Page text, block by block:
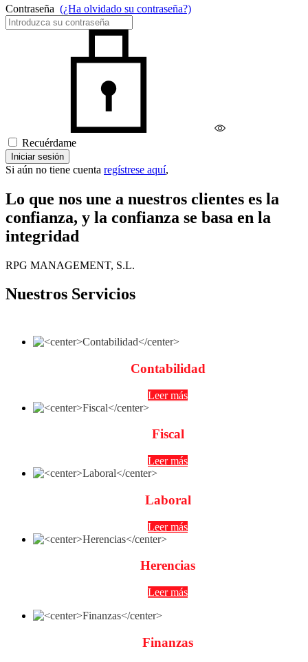
Contraseña (¿Ha olvidado su contraseña?)
Recuérdame
Iniciar sesión
Si aún no tiene cuenta regístrese aquí,
Lo que nos une a nuestros clientes es la
confianza, y la confianza se basa en la
integridad
RPG MANAGEMENT, S.L.
Nuestros Servicios
Contabilidad
Leer más
Fiscal
Leer más
Laboral
Leer más
Herencias
Leer más
Finanzas